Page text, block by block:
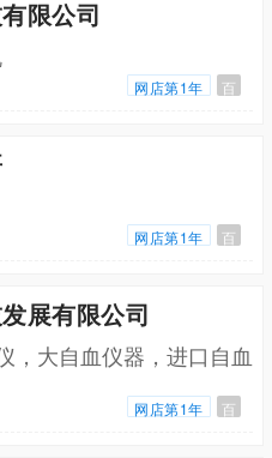
限公司
网店第1年 百
网店第1年 百
展有限公司
，大自血仪器，进口自血
网店第1年 百